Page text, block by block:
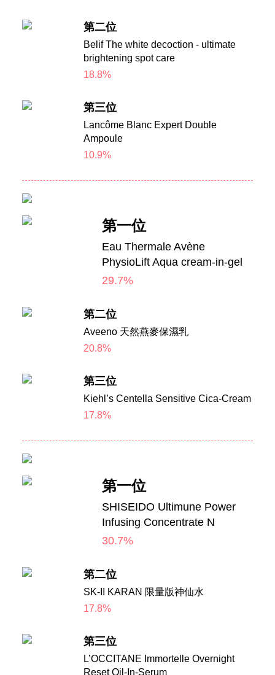
第二位
Belif The white decoction - ultimate
brightening spot care
18.8%
第三位
Lancôme Blanc Expert Double
Ampoule
10.9%
第一位
Eau Thermale Avène
PhysioLift Aqua cream-in-gel
29.7%
第二位
Aveeno 天然燕麥保濕乳
20.8%
第三位
Kiehl’s Centella Sensitive Cica-Cream
17.8%
第一位
SHISEIDO Ultimune Power
Infusing Concentrate N
30.7%
第二位
SK-II KARAN 限量版神仙水
17.8%
第三位
L’OCCITANE Immortelle Overnight
Reset Oil-In-Serum